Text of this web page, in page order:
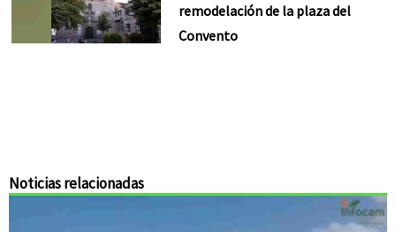
remodelación de la plaza del
Convento
Noticias relacionadas